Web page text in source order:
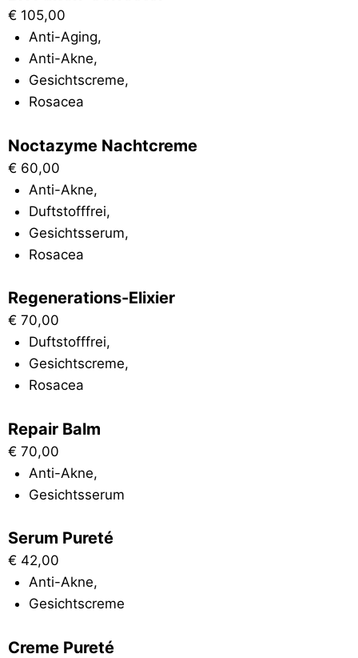
€ 105,00
Anti-Aging,
Anti-Akne,
Gesichtscreme,
Rosacea
Noctazyme Nachtcreme
€ 60,00
Anti-Akne,
Duftstofffrei,
Gesichtsserum,
Rosacea
Regenerations-Elixier
€ 70,00
Duftstofffrei,
Gesichtscreme,
Rosacea
Repair Balm
€ 70,00
Anti-Akne,
Gesichtsserum
Serum Pureté
€ 42,00
Anti-Akne,
Gesichtscreme
Creme Pureté